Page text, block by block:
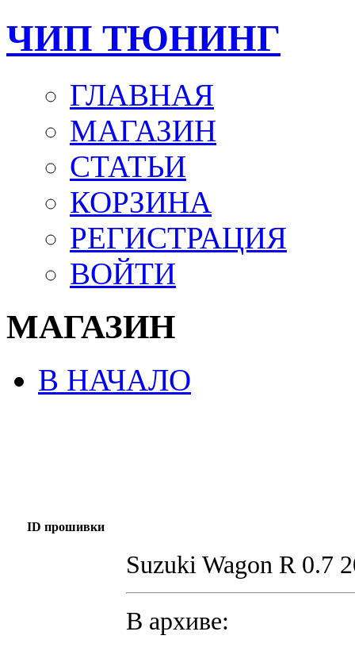
ЧИП ТЮНИНГ
ГЛАВНАЯ
МАГАЗИН
СТАТЬИ
КОРЗИНА
РЕГИСТРАЦИЯ
ВОЙТИ
МАГАЗИН
В НАЧАЛО
ID прошивки
Suzuki Wagon R 0.7
В архиве: